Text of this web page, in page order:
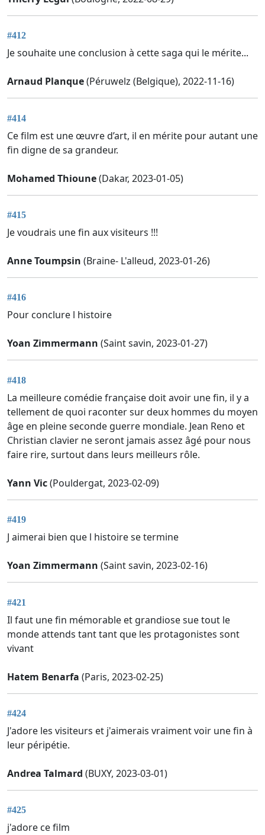
#412
Je souhaite une conclusion à cette saga qui le mérite...
Arnaud Planque(Péruwelz (Belgique), 2022-11-16)
#414
Ce film est une œuvre d’art, il en mérite pour autant une
fin digne de sa grandeur.
Mohamed Thioune(Dakar, 2023-01-05)
#415
Je voudrais une fin aux visiteurs !!!
Anne Toumpsin (Braine- L'alleud, 2023-01-26)
#416
Pour conclure l histoire
Yoan Zimmermann (Saint savin, 2023-01-27)
#418
La meilleure comédie française doit avoir une fin, il y a
tellement de quoi raconter sur deux hommes du moyen
âge en pleine seconde guerre mondiale. Jean Reno et
Christian clavier ne seront jamais assez âgé pour nous
faire rire, surtout dans leurs meilleurs rôle.
Yann Vic(Pouldergat, 2023-02-09)
#419
J aimerai bien que l histoire se termine
Yoan Zimmermann (Saint savin, 2023-02-16)
#421
Il faut une fin mémorable et grandiose sue tout le
monde attends tant tant que les protagonistes sont
vivant
Hatem Benarfa (Paris, 2023-02-25)
#424
J'adore les visiteurs et j'aimerais vraiment voir une fin à
leur péripétie.
Andrea Talmard (BUXY, 2023-03-01)
#425
j'adore ce film